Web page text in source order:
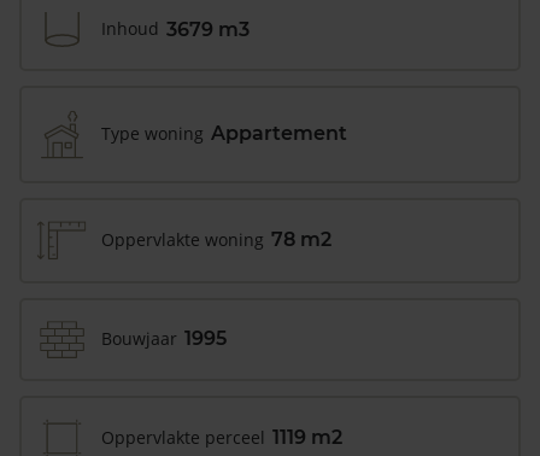
Inhoud 3679 m3
Type woning Appartement
Oppervlakte woning 78 m2
Bouwjaar 1995
Oppervlakte perceel 1119 m2